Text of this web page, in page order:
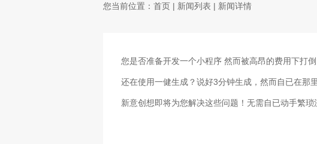
您当前位置： 首页 | 新闻列表 | 新闻详情
您是否准备开发一个小程序 然而被高昂的费用下打倒
还在使用一健生成？说好3分钟生成，然而自已在那
新意创想即将为您解决这些问题！无需自已动手繁琐